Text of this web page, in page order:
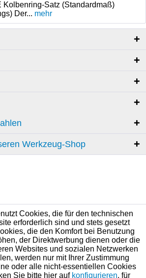
Kolbenring-Satz (Standardmaß)
Der... mehr
Werkzeug-Shop
Cookies, die für den technischen
erforderlich sind und stets gesetzt
die den Komfort bei Benutzung
der Direktwerbung dienen oder die
Websites und sozialen Netzwerken
werden nur mit Ihrer Zustimmung
oder alle nicht-essentiellen Cookies
Sie bitte hier auf konfigurieren, für